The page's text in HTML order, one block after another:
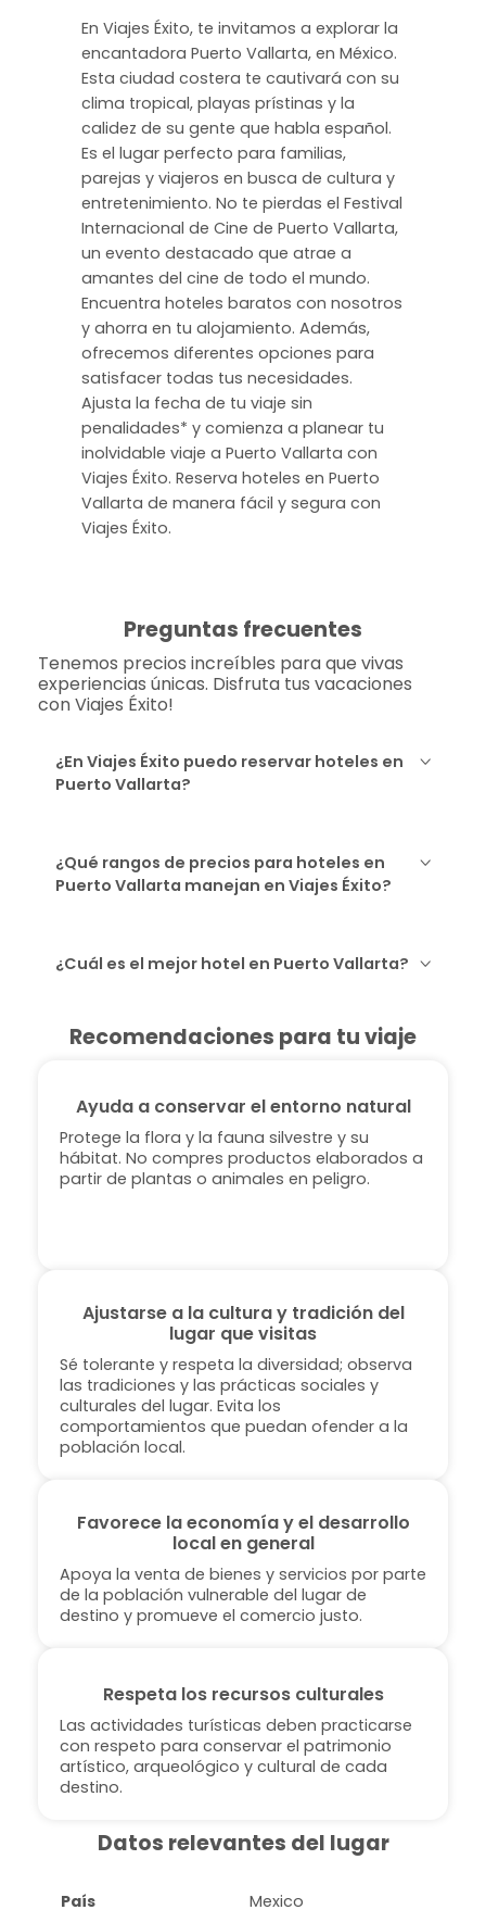
En Viajes Éxito, te invitamos a explorar la
encantadora Puerto Vallarta, en México.
Esta ciudad costera te cautivará con su
clima tropical, playas prístinas y la
calidez de su gente que habla español.
Es el lugar perfecto para familias,
parejas y viajeros en busca de cultura y
entretenimiento. No te pierdas el Festival
Internacional de Cine de Puerto Vallarta,
un evento destacado que atrae a
amantes del cine de todo el mundo.
Encuentra hoteles baratos con nosotros
y ahorra en tu alojamiento. Además,
ofrecemos diferentes opciones para
satisfacer todas tus necesidades.
Ajusta la fecha de tu viaje sin
penalidades* y comienza a planear tu
inolvidable viaje a Puerto Vallarta con
Viajes Éxito. Reserva hoteles en Puerto
Vallarta de manera fácil y segura con
Viajes Éxito.
Preguntas frecuentes
Tenemos precios increíbles para que vivas
experiencias únicas. Disfruta tus vacaciones
con Viajes Éxito!
¿En Viajes Éxito puedo reservar hoteles en
Puerto Vallarta?
¿Qué rangos de precios para hoteles en
Puerto Vallarta manejan en Viajes Éxito?
¿Cuál es el mejor hotel en Puerto Vallarta?
Recomendaciones para tu viaje
Ayuda a conservar el entorno natural
Protege la flora y la fauna silvestre y su
hábitat. No compres productos elaborados a
partir de plantas o animales en peligro.
Ajustarse a la cultura y tradición del
lugar que visitas
Sé tolerante y respeta la diversidad; observa
las tradiciones y las prácticas sociales y
culturales del lugar. Evita los
comportamientos que puedan ofender a la
población local.
Favorece la economía y el desarrollo
local en general
Apoya la venta de bienes y servicios por parte
de la población vulnerable del lugar de
destino y promueve el comercio justo.
Respeta los recursos culturales
Las actividades turísticas deben practicarse
con respeto para conservar el patrimonio
artístico, arqueológico y cultural de cada
destino.
Datos relevantes del lugar
País Mexico